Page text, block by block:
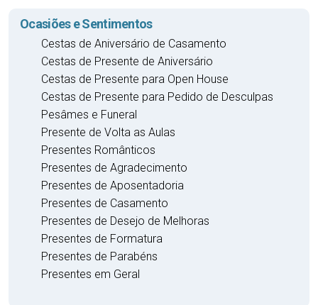
Ocasiões e Sentimentos
Cestas de Aniversário de Casamento
Cestas de Presente de Aniversário
Cestas de Presente para Open House
Cestas de Presente para Pedido de Desculpas
Pesâmes e Funeral
Presente de Volta as Aulas
Presentes Românticos
Presentes de Agradecimento
Presentes de Aposentadoria
Presentes de Casamento
Presentes de Desejo de Melhoras
Presentes de Formatura
Presentes de Parabéns
Presentes em Geral